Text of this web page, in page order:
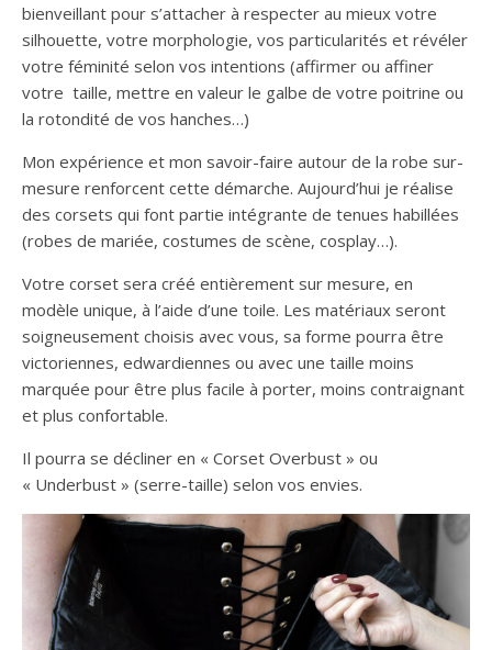
bienveillant pour s’attacher à respecter au mieux votre
silhouette, votre morphologie, vos particularités et révéler
votre féminité selon vos intentions (affirmer ou affiner
votre taille, mettre en valeur le galbe de votre poitrine ou
la rotondité de vos hanches…)
Mon expérience et mon savoir-faire autour de la robe sur-
mesure renforcent cette démarche. Aujourd’hui je réalise
des corsets qui font partie intégrante de tenues habillées
(robes de mariée, costumes de scène, cosplay…).
Votre corset sera créé entièrement sur mesure, en
modèle unique, à l’aide d’une toile. Les matériaux seront
soigneusement choisis avec vous, sa forme pourra être
victoriennes, edwardiennes ou avec une taille moins
marquée pour être plus facile à porter, moins contraignant
et plus confortable.
Il pourra se décliner en « Corset Overbust » ou
« Underbust » (serre-taille) selon vos envies.